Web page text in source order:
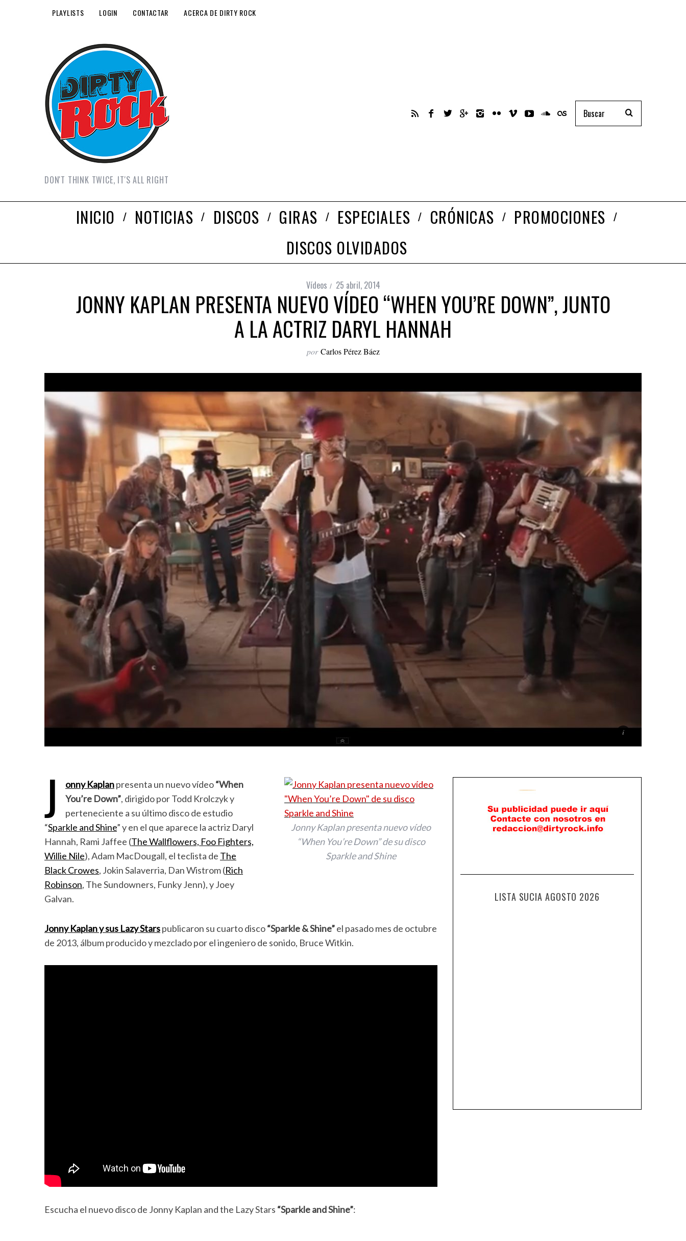
PLAYLISTS LOGIN CONTACTAR ACERCA DE DIRTY ROCK
DON'T THINK TWICE, IT'S ALL RIGHT
INICIO NOTICIAS DISCOS GIRAS ESPECIALES CRÓNICAS
PROMOCIONES
DISCOS OLVIDADOS
Vídeos 25 abril, 2014
JONNY KAPLAN PRESENTA NUEVO VÍDEO “WHEN YOU’RE DOWN”, JUNTO
A LA ACTRIZ DARYL HANNAH
por Carlos Pérez Báez
Jonny Kaplan presenta nuevo vídeo
“When You’re Down” de su disco
Sparkle and Shine
J onny Kaplanpresenta un nuevo vídeo“When
You’re Down”, dirigido por Todd Krolczyk y
perteneciente a su último disco de estudio
“Sparkle and Shine” y en el que aparece la actriz Daryl
Hannah, Rami Jaffee (The Wallflowers, Foo Fighters,
Willie Nile), Adam MacDougall, el teclista de The
Black Crowes, Jokin Salaverria, Dan Wistrom (Rich
Robinson, The Sundowners, Funky Jenn), y Joey
Galvan.
Jonny Kaplan y sus Lazy Starspublicaron su cuarto disco“Sparkle & Shine”el pasado mes de octubre
de 2013, álbum producido y mezclado por el ingeniero de sonido, Bruce Witkin.
Escucha el nuevo disco de Jonny Kaplan and the Lazy Stars “Sparkle and Shine”:
LISTA SUCIA AGOSTO 2026